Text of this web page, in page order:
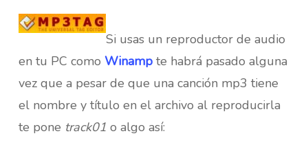
Si usas un reproductor de audio
en tu PC como Winampte habrá pasado alguna
vez que a pesar de que una canción mp3 tiene
el nombre y título en el archivo al reproducirla
te pone track01 o algo así: